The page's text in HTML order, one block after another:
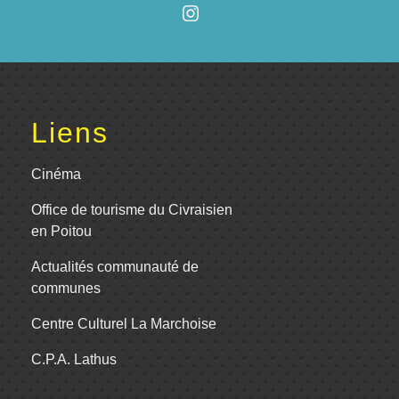
Liens
Cinéma
Office de tourisme du Civraisien
en Poitou
Actualités communauté de
communes
Centre Culturel La Marchoise
C.P.A. Lathus